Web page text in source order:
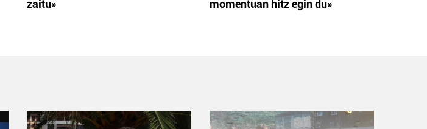
zaitu»
momentuan hitz egin du»